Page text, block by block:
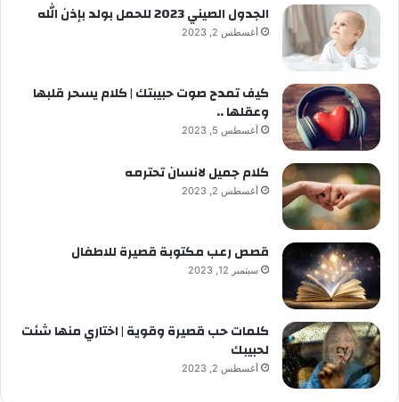
الجدول الصيني 2023 للحمل بولد بإذن الله
أغسطس 2, 2023
كيف تمدح صوت حبيبتك | كلام يسحر قلبها
وعقلها ..
أغسطس 5, 2023
كلام جميل لانسان تحترمه
أغسطس 2, 2023
قصص رعب مكتوبة قصيرة للاطفال
سبتمبر 12, 2023
كلمات حب قصيرة وقوية | اختاري منها شئت
لحبيبك
أغسطس 2, 2023